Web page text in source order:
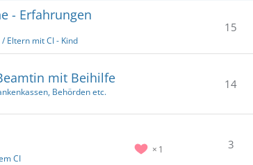
- Erfahrungen
Eltern mit CI - Kind
15
Beamtin mit Beihilfe
Behörden etc.
14
1
CI
3